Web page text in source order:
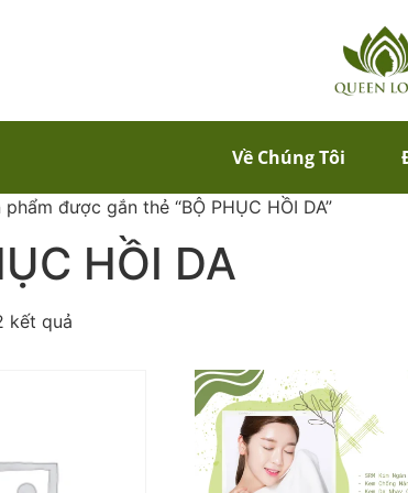
Về Chúng Tôi
phẩm được gắn thẻ “BỘ PHỤC HỒI DA”
HỒI DA
kết quả